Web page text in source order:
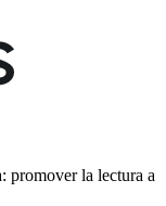
promover la lectura a